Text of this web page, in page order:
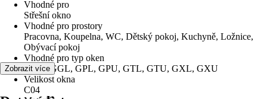
Vhodné pro
Střešní okno
Vhodné pro prostory
Pracovna, Koupelna, WC, Dětský pokoj, Kuchyně, Ložnice,
Obývací pokoj
Vhodné pro typ oken
GGU, GGL, GPL, GPU, GTL, GTU, GXL, GXU
Velikost okna
C04
Zobrazit více